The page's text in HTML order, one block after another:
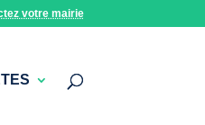
votre mairie